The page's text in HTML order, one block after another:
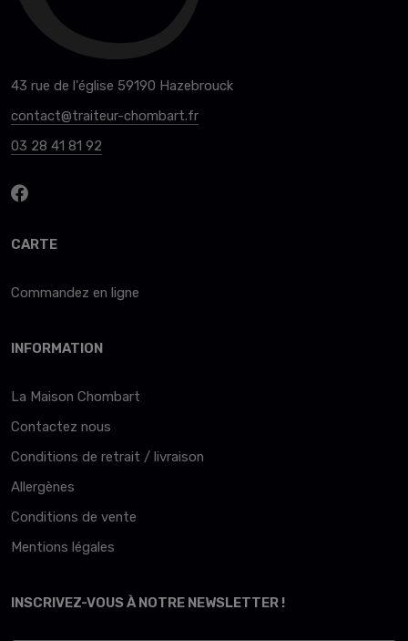
43 rue de l'église 59190 Hazebrouck
contact@traiteur-chombart.fr
03 28 41 81 92
CARTE
Commandez en ligne
INFORMATION
La Maison Chombart
Contactez nous
Conditions de retrait / livraison
Allergènes
Conditions de vente
Mentions légales
INSCRIVEZ-VOUS À NOTRE NEWSLETTER !